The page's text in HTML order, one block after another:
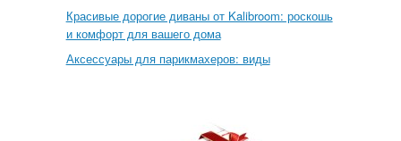
Красивые дорогие диваны от Kalibroom: роскошь
и комфорт для вашего дома
Аксессуары для парикмахеров: виды